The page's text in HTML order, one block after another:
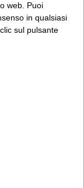
web. Puoi
in qualsiasi
sul pulsante
with the
BAFTA award,
at the Savoy
Photo/Joel